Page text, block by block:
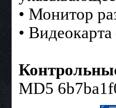
• Монитор
•
MD5